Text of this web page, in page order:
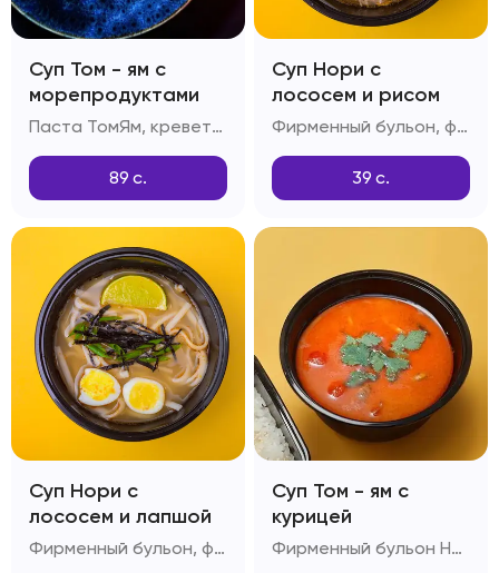
Суп Том - ям с
морепродуктами
Паста ТомЯм, креветки, мидии, шампиньоны, снежный краб, помидоры черри
89 с.
Суп Нори с
лососем и рисом
Фирменный бульон, филе лосося, отварной рис, куриное яйцо, паста Том-ям, рыбный соус, зеленый лук
39 с.
Суп Нори с
лососем и лапшой
Фирменный бульон, филе лосося, китайская лапша, куриное яйцо, паста Том-ям, рыбный соус, зеленый лук
Суп Том - ям с
курицей
Фирменный бульон Нори, рис, филе куриное, шампиньоны, помидоры Черри, паста Том-ям, кокосовое молоко, лайм, соус Рыбный, чеснок, стручковый перец, зелень